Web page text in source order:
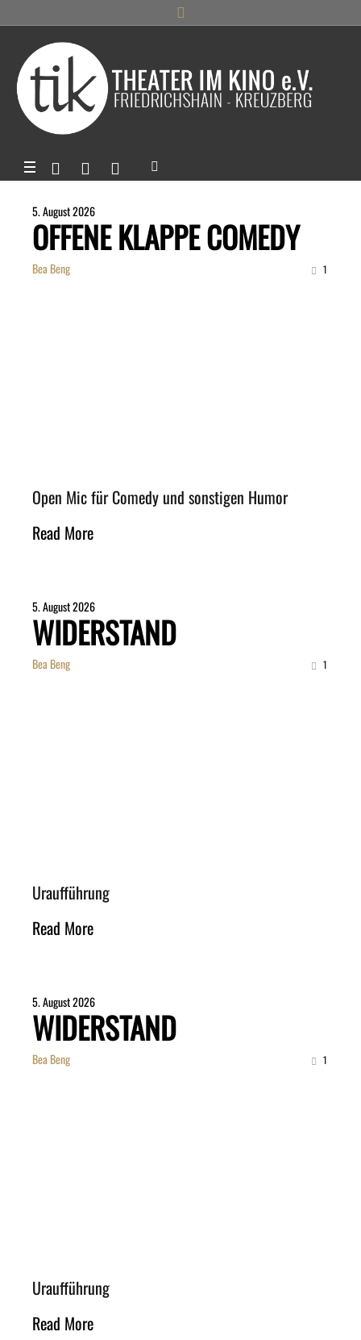
5. August 2026
OFFENE KLAPPE COMEDY
Bea Beng 1
Open Mic für Comedy und sonstigen Humor
Read More
5. August 2026
WIDERSTAND
Bea Beng 1
Uraufführung
Read More
5. August 2026
WIDERSTAND
Bea Beng 1
Uraufführung
Read More